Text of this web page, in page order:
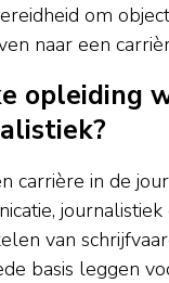
om
naar een
opleiding
carrière in de
van
basis leggen